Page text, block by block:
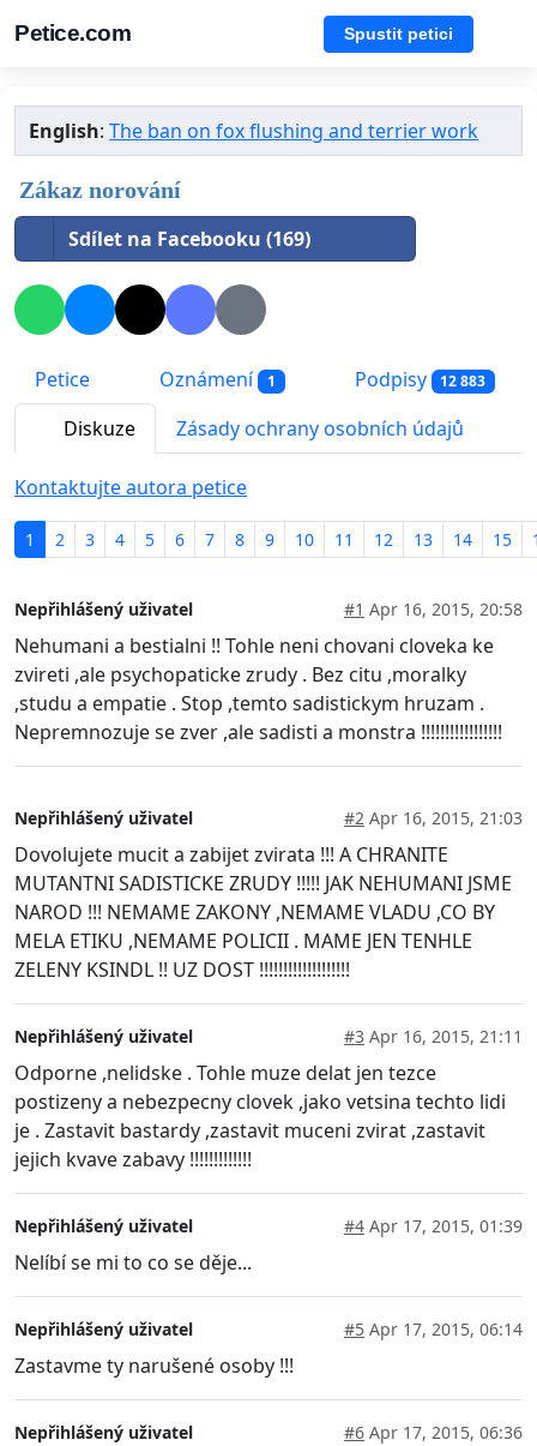
Petice.com Spustit petici
English:The ban on fox flushing and terrier work
Zákaz norování
Sdílet na Facebooku (169)
Petice Oznámení 1 Podpisy 12 883
Diskuze Zásady ochrany osobních údajů
Kontaktujte autora petice
1 2 3 4 5 6 7 8 9 10 11 12 13 14 15
Nepřihlášený uživatel #1 Apr 16, 2015, 20:58
Nehumani a bestialni !! Tohle neni chovani cloveka ke
zvireti ,ale psychopaticke zrudy . Bez citu ,moralky
,studu a empatie . Stop ,temto sadistickym hruzam .
Nepremnozuje se zver ,ale sadisti a monstra !!!!!!!!!!!!!!!!!
Nepřihlášený uživatel #2 Apr 16, 2015, 21:03
Dovolujete mucit a zabijet zvirata !!! A CHRANITE
MUTANTNI SADISTICKE ZRUDY !!!!! JAK NEHUMANI JSME
NAROD !!! NEMAME ZAKONY ,NEMAME VLADU ,CO BY
MELA ETIKU ,NEMAME POLICII . MAME JEN TENHLE
ZELENY KSINDL !! UZ DOST !!!!!!!!!!!!!!!!!!!
Nepřihlášený uživatel #3 Apr 16, 2015, 21:11
Odporne ,nelidske . Tohle muze delat jen tezce
postizeny a nebezpecny clovek ,jako vetsina techto lidi
je . Zastavit bastardy ,zastavit muceni zvirat ,zastavit
jejich kvave zabavy !!!!!!!!!!!!!
Nepřihlášený uživatel #4 Apr 17, 2015, 01:39
Nelíbí se mi to co se děje...
Nepřihlášený uživatel #5 Apr 17, 2015, 06:14
Zastavme ty narušené osoby !!!
Nepřihlášený uživatel #6 Apr 17, 2015, 06:36